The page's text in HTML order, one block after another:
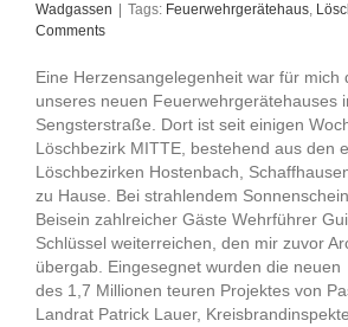
Wadgassen
Tags: Feuerwehrgerätehaus,
Comments
Eine Herzensangelegenheit war für mich
unseres neuen Feuerwehrgerätehauses
Sengsterstraße. Dort ist seit einigen
Löschbezirk MITTE, bestehend aus den
Löschbezirken Hostenbach,
zu Hause. Bei strahlendem
Beisein zahlreicher Gäste Wehrführer
Schlüssel weiterreichen, den mir zuvor
übergab. Eingesegnet wurden die
des 1,7 Millionen teuren Projektes von
Landrat Patrick Lauer,